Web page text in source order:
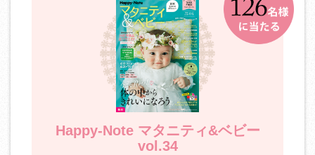
Happy-Note マタニティ&ベビー
vol.34